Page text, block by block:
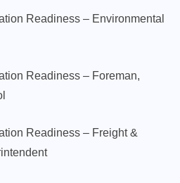
Readiness – Environmental
Readiness – Foreman,
Readiness – Freight &